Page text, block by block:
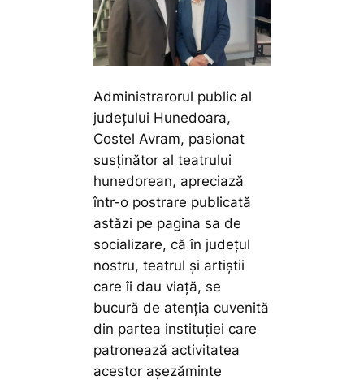
Administrarorul public al
județului Hunedoara,
Costel Avram, pasionat
susținător al teatrului
hunedorean, apreciază
într-o postrare publicată
astăzi pe pagina sa de
socializare, că în județul
nostru, teatrul și artiștii
care îi dau viață, se
bucură de atenția cuvenită
din partea instituției care
patronează activitatea
acestor așezăminte